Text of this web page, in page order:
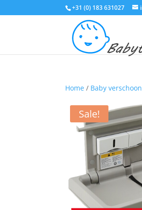
+31 (0) 183 631027
Home / Baby
Sale!